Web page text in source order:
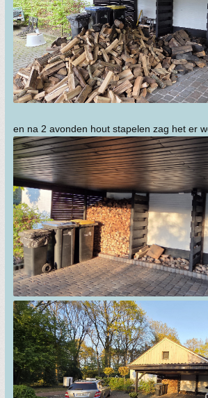
en na 2 avonden hout stapelen zag het er